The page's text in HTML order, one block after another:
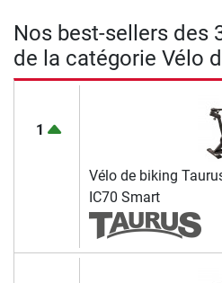
Nos best-sellers des
de la catégorie Vélo
1
Vélo de biking
IC70 Smart